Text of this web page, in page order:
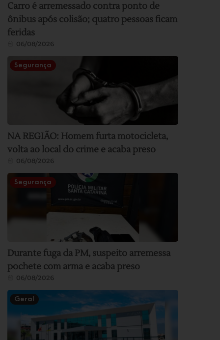
Carro é arremessado contra ponto de
ônibus após colisão; quatro pessoas ficam
feridas
06/08/2026
Segurança
NA REGIÃO: Homem furta motocicleta,
volta ao local do crime e acaba preso
06/08/2026
Segurança
Durante fuga da PM, suspeito arremessa
pochete com arma e acaba preso
06/08/2026
Geral